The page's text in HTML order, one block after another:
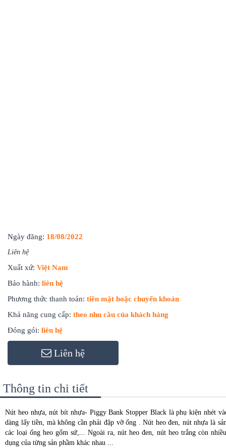
Ngày đăng: 18/08/2022
Liên hệ
Xuất xứ: Việt Nam
Bảo hành: liên hệ
Phương thức thanh toán: tiền mặt hoặc chuyển khoản
Khả năng cung cấp: theo nhu cầu của khách hàng
Đóng gói: liên hệ
Liên hệ
Thông tin chi tiết
Nút heo nhựa, nút bít nhựa- Piggy Bank Stopper Black là phụ kiện nhét
dàng lấy tiền, mà không cần phải đập vỡ ống . Nút heo đen, nút nhựa là
các loại ống heo gốm sứ,... Ngoài ra, nút heo đen, nút heo trắng còn
dụng của từng sản phầm khác nhau ...